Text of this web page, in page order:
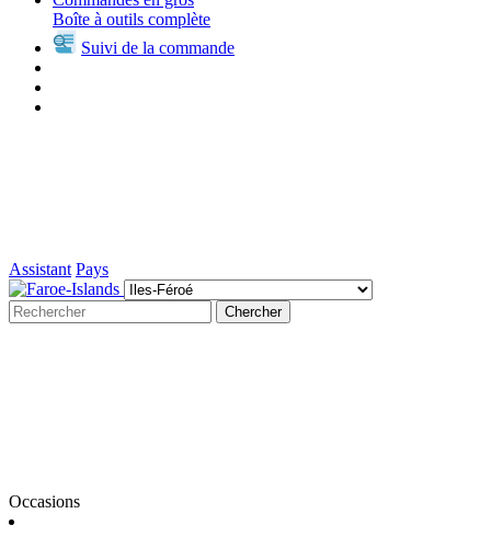
Boîte à outils complète
Suivi de la commande
Assistant Pays
Chercher
Occasions